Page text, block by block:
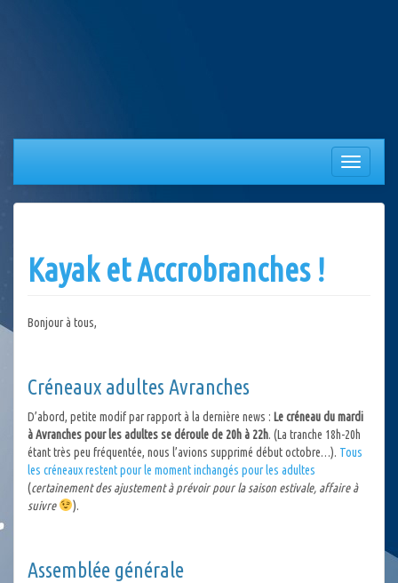
Afficher/
la
Kayak et Accrobranches !
Bonjour à tous,
Créneaux adultes Avranches
D’abord, petite modif par rapport à la dernière news : Le créneau du mardi
à Avranches pour les adultes se déroule de 20h à 22h. (La tranche 18h-20h
étant très peu fréquentée, nous l’avions supprimé début octobre…). Tous
les créneaux restent pour le moment inchangés pour les adultes
(certainement des ajustement à prévoir pour la saison estivale, affaire à
suivre
).
Assemblée générale